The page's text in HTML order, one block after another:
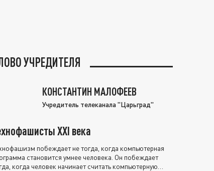
УЧРЕДИТЕЛЯ
КОНСТАНТИН МАЛОФЕЕВ
Учредитель телеканала "Царьград"
XXI века
побеждает не тогда, когда компьютерная
становится умнее человека. Он побеждает
когда человек начинает считать компьютерную